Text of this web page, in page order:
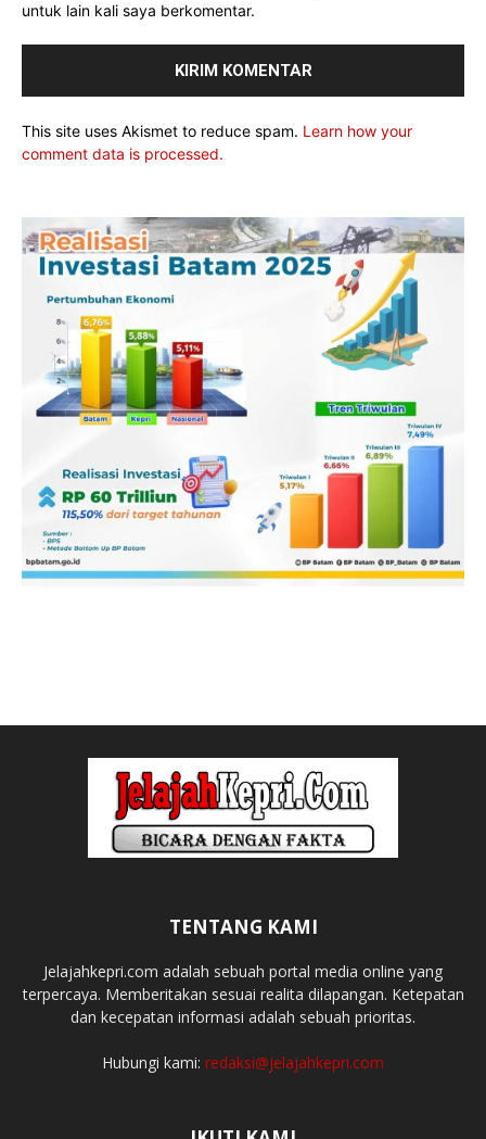
untuk lain kali saya berkomentar.
This site uses Akismet to reduce spam. Learn how your
comment data is processed.
TENTANG KAMI
Jelajahkepri.com adalah sebuah portal media online yang
terpercaya. Memberitakan sesuai realita dilapangan. Ketepatan
dan kecepatan informasi adalah sebuah prioritas.
Hubungi kami: redaksi@jelajahkepri.com